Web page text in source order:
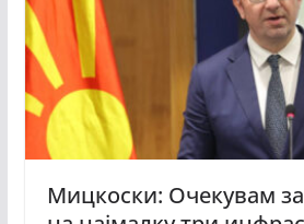
Мицкоски: Очекувам